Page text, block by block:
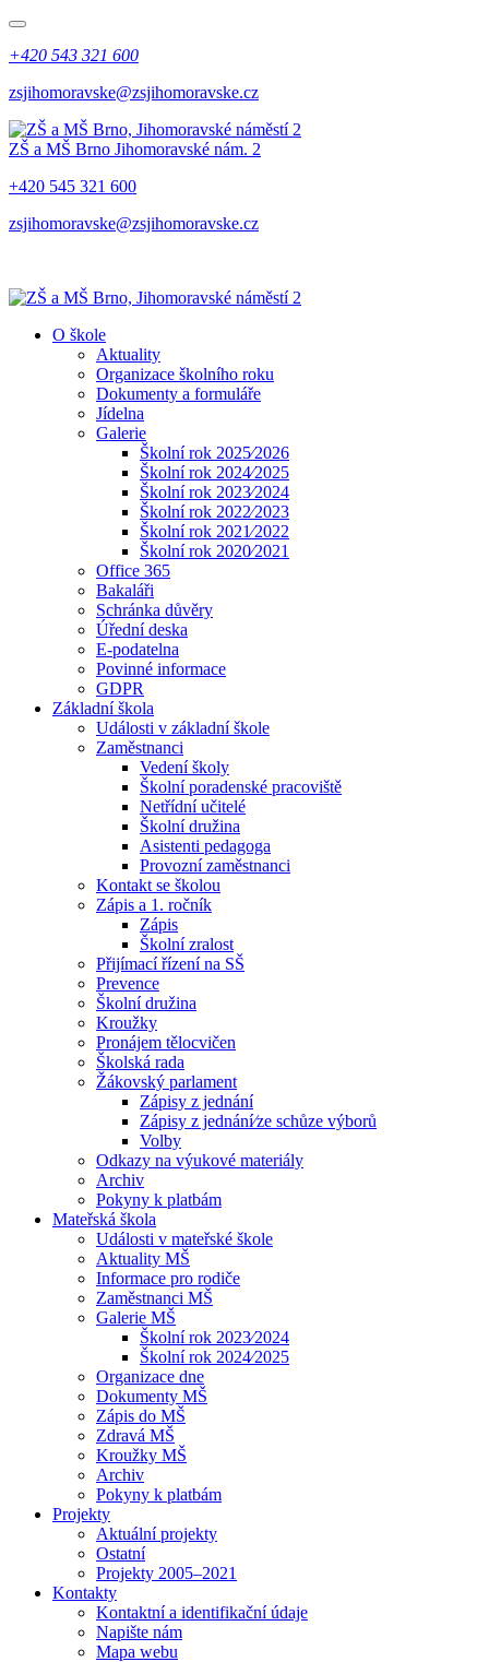
+420 543 321 600
zsjihomoravske@zsjihomoravske.cz
ZŠ a MŠ Brno Jihomoravské nám. 2
+420 545 321 600
zsjihomoravske@zsjihomoravske.cz
O škole
Aktuality
Organizace školního roku
Dokumenty a formuláře
Jídelna
Galerie
Školní rok 2025⁄2026
Školní rok 2024⁄2025
Školní rok 2023⁄2024
Školní rok 2022⁄2023
Školní rok 2021⁄2022
Školní rok 2020⁄2021
Office 365
Bakaláři
Schránka důvěry
Úřední deska
E-podatelna
Povinné informace
GDPR
Základní škola
Události v základní škole
Zaměstnanci
Vedení školy
Školní poradenské pracoviště
Netřídní učitelé
Školní družina
Asistenti pedagoga
Provozní zaměstnanci
Kontakt se školou
Zápis a 1. ročník
Zápis
Školní zralost
Přijímací řízení na SŠ
Prevence
Školní družina
Kroužky
Pronájem tělocvičen
Školská rada
Žákovský parlament
Zápisy z jednání
Zápisy z jednání⁄ze schůze výborů
Volby
Odkazy na výukové materiály
Archiv
Pokyny k platbám
Mateřská škola
Události v mateřské škole
Aktuality MŠ
Informace pro rodiče
Zaměstnanci MŠ
Galerie MŠ
Školní rok 2023⁄2024
Školní rok 2024⁄2025
Organizace dne
Dokumenty MŠ
Zápis do MŠ
Zdravá MŠ
Kroužky MŠ
Archiv
Pokyny k platbám
Projekty
Aktuální projekty
Ostatní
Projekty 2005–2021
Kontakty
Kontaktní a identifikační údaje
Napište nám
Mapa webu